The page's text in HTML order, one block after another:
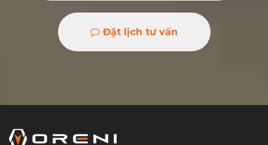
Đặt lịch tư vấn